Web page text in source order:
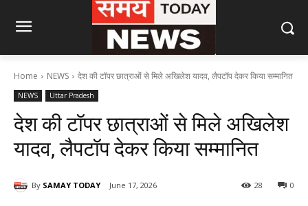
Home NEWS देश की टॉपर छात्राओं से मिले अखिलेश यादव, लैपटॉप देकर किया सम्मानित
NEWS Uttar Pradesh
देश की टॉपर छात्राओं से मिले अखिलेश
यादव, लैपटॉप देकर किया सम्मानित
By SAMAY TODAY June 17, 2026 0
28